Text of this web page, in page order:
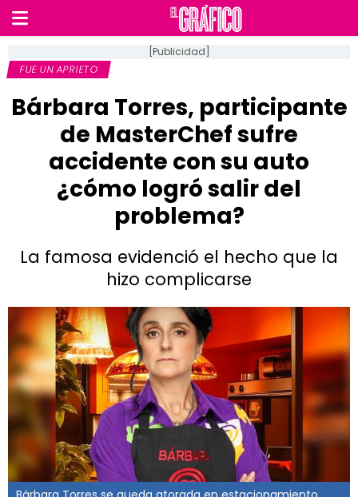
[Publicidad]
FUE UN APRIETO
Bárbara Torres, participante
de MasterChef sufre
accidente con su auto
¿cómo logró salir del
problema?
La famosa evidenció el hecho que la
hizo complicarse